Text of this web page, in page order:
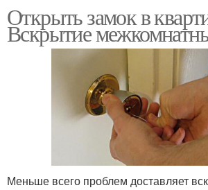
Открыть замок в
Вскрытие
Меньше всего проблем доставляет